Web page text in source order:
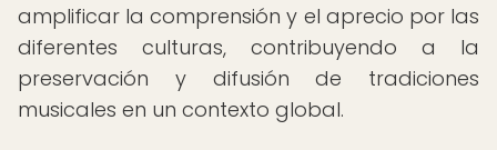
amplificar la comprensión y el aprecio por las
diferentes culturas, contribuyendo a la
preservación y difusión de tradiciones
musicales en un contexto global.